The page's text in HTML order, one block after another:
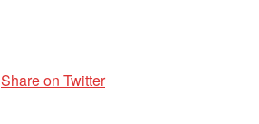
Share on Twitter